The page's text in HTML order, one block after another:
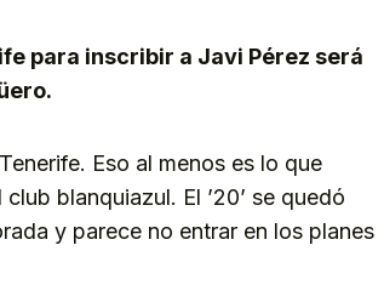
para inscribir a Javi Pérez será
Eso al menos es lo que
blanquiazul. El ’20’ se quedó
y parece no entrar en los planes